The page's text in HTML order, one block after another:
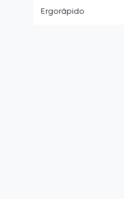
Ergorápido